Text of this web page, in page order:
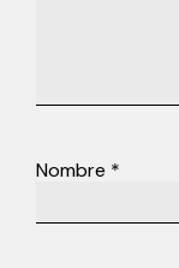
Nombre *